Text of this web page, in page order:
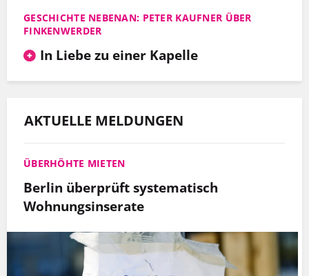
GESCHICHTE NEBENAN: PETER KAUFNER ÜBER
FINKENWERDER
In Liebe zu einer Kapelle
AKTUELLE MELDUNGEN
ÜBERHÖHTE MIETEN
Berlin überprüft systematisch
Wohnungsinserate